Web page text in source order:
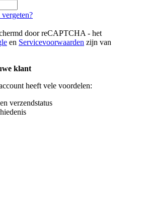
door reCAPTCHA - het
en Servicevoorwaarden zijn van
klant
heeft vele voordelen:
verzendstatus